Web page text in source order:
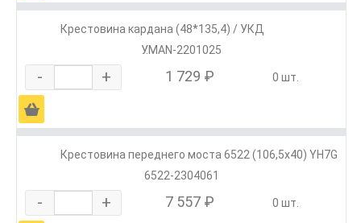
Крестовина кардана (48*135,4) / УКД
У.MAN-2201025
- + 1 729 ₽ 0 шт.
Ä
Крестовина переднего моста 6522 (106,5х40) YH7G
6522-2304061
- + 7 557 ₽ 0 шт.